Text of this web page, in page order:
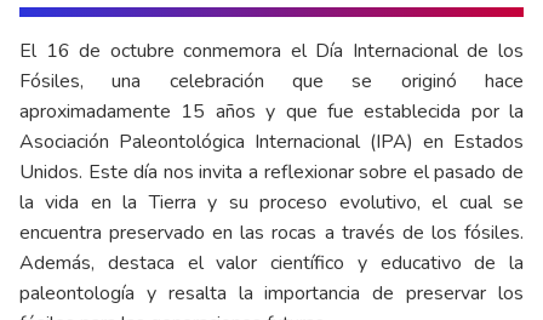
El 16 de octubre conmemora el Día Internacional de los
Fósiles, una celebración que se originó hace
aproximadamente 15 años y que fue establecida por la
Asociación Paleontológica Internacional (IPA) en Estados
Unidos. Este día nos invita a reflexionar sobre el pasado de
la vida en la Tierra y su proceso evolutivo, el cual se
encuentra preservado en las rocas a través de los fósiles.
Además, destaca el valor científico y educativo de la
paleontología y resalta la importancia de preservar los